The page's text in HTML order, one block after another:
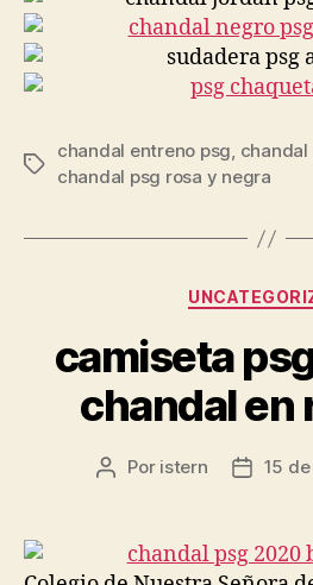
Etiquetas
chandal entreno psg,
chandal psg rosa y negra
camiseta
chandal en
Autor
entrada
Por istern
Fecha
entrada
15